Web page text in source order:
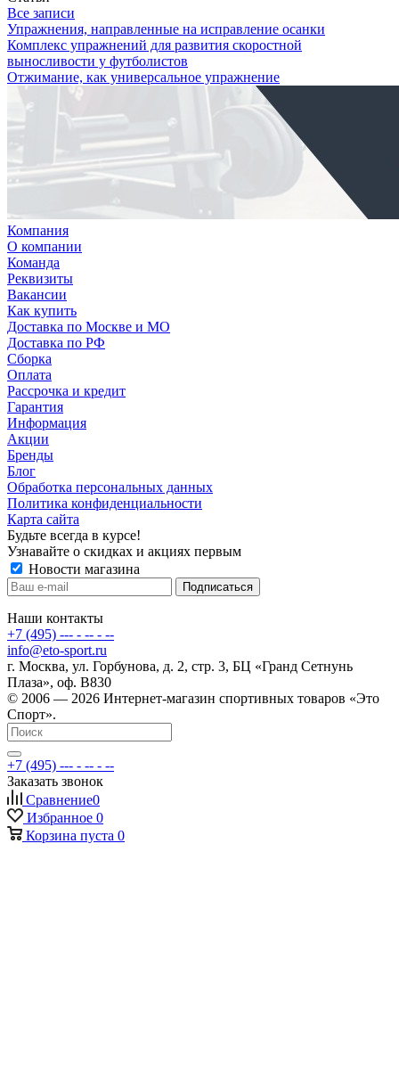
Все записи
Упражнения, направленные на исправление осанки
Комплекс упражнений для развития скоростной
выносливости у футболистов
Отжимание, как универсальное упражнение
Компания
О компании
Команда
Реквизиты
Вакансии
Как купить
Доставка по Москве и МО
Доставка по РФ
Сборка
Оплата
Рассрочка и кредит
Гарантия
Информация
Акции
Бренды
Блог
Обработка персональных данных
Политика конфиденциальности
Карта сайта
Будьте всегда в курсе!
Узнавайте о скидках и акциях первым
Новости магазина
Наши контакты
+7 (495) --- - -- - --
info@eto-sport.ru
г. Москва, ул. Горбунова, д. 2, стр. 3, БЦ «Гранд Сетнунь
Плаза», оф. В830
© 2006 — 2026 Интернет-магазин спортивных товаров «Это
Спорт».
+7 (495) --- - -- - --
Заказать звонок
Сравнение0
Избранное 0
Корзина пуста 0